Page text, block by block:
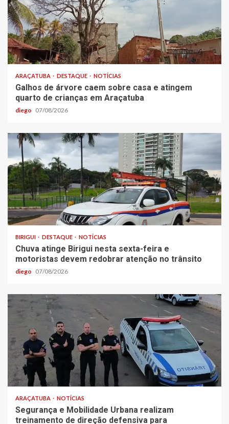
ARAÇATUBA DESTAQUE NOTÍCIAS
Galhos de árvore caem sobre casa e atingem
quarto de crianças em Araçatuba
diego 07/08/2026
BIRIGUI DESTAQUE NOTÍCIAS
Chuva atinge Birigui nesta sexta-feira e
motoristas devem redobrar atenção no trânsito
diego 07/08/2026
ARAÇATUBA NOTÍCIAS
Segurança e Mobilidade Urbana realizam
treinamento de direção defensiva para